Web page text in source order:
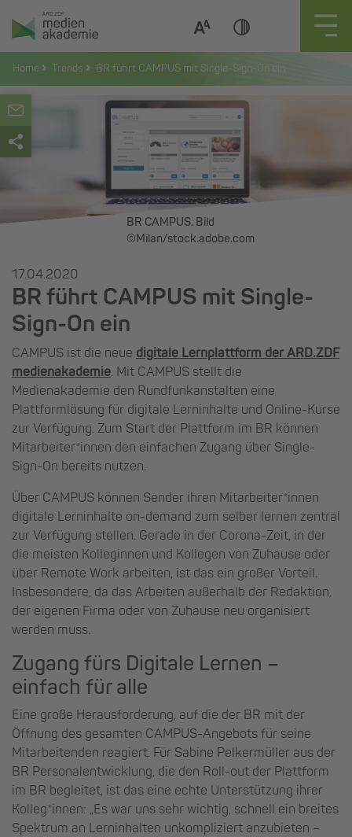
Zum
Inhalt
springen
Home Trends BR führt CAMPUS mit Single-Sign-On ein
BR CAMPUS. Bild
©Milan/stock.adobe.com
17.04.2020
BR führt CAMPUS mit Single-
Sign-On ein
CAMPUS ist die neue digitale Lernplattform der ARD.ZDF
medienakademie. Mit CAMPUS stellt die
Medienakademie den Rundfunkanstalten eine
Plattformlösung für digitale Lerninhalte und Online-Kurse
zur Verfügung. Zum Start der Plattform im BR können
Mitarbeiter*innen den einfachen Zugang über Single-
Sign-On bereits nutzen.
Über CAMPUS können Sender ihren Mitarbeiter*innen
digitale Lerninhalte on-demand zum selber lernen zentral
zur Verfügung stellen. Gerade in der Corona-Zeit, in der
die meisten Kolleginnen und Kollegen von Zuhause oder
über Remote Work arbeiten, ist das ein großer Vorteil.
Insbesondere, da das Arbeiten außerhalb der Redaktion,
der eigenen Firma oder von Zuhause neu organisiert
werden muss.
Zugang fürs Digitale Lernen –
einfach für alle
Eine große Herausforderung, auf die der BR mit der
Öffnung des gesamten CAMPUS-Angebots für seine
Mitarbeitenden reagiert. Für Sabine Pelkermüller aus der
BR Personalentwicklung, die den Roll-out der Plattform
im BR begleitet, ist das eine echte Unterstützung ihrer
Kolleg*innen: „Es war uns sehr wichtig, schnell ein breites
Spektrum an Lerninhalten unkompliziert anzubieten –